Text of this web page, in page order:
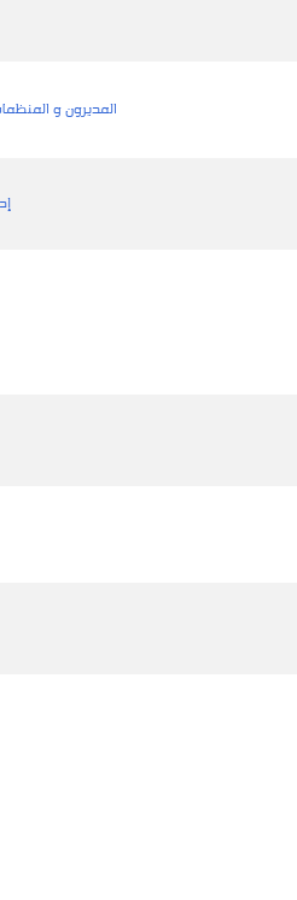
المديرون و